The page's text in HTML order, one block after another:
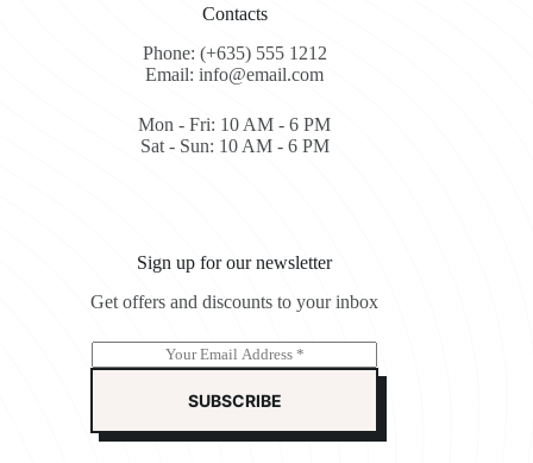
Contacts
Phone: (+635) 555 1212
Email: info@email.com
Mon - Fri: 10 AM - 6 PM
Sat - Sun: 10 AM - 6 PM
Sign up for our newsletter
Get offers and discounts to your inbox
m
l
SUBSCRIBE